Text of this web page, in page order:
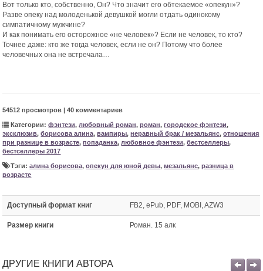
Вот только кто, собственно, Он? Что значит его обтекаемое «опекун»?
Разве опеку над молоденькой девушкой могли отдать одинокому
симпатичному мужчине?
И как понимать его осторожное «не человек»? Если не человек, то кто?
Точнее даже: кто же тогда человек, если не он? Потому что более
человечных она не встречала…
54512 просмотров | 40 комментариев
Категории:фэнтези, любовный роман,роман,городское фэнтези,
эксклюзив,борисова алина,вампиры,неравный брак / мезальянс,отношения
при разнице в возрасте,попаданка, любовное фэнтези,бестселлеры,
бестселлеры 2017
Тэги:алина борисова,опекун для юной девы,мезальянс,разница в
возрасте
Доступный формат книг FB2, ePub, PDF, MOBI, AZW3
Размер книги Роман. 15 алк
ДРУГИЕ КНИГИ АВТОРА